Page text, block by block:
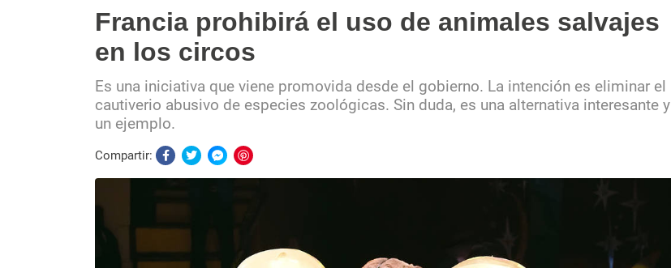
Francia prohibirá el uso de animales salvajes
en los circos
Es una iniciativa que viene promovida desde el gobierno. La intención es eliminar el
cautiverio abusivo de especies zoológicas. Sin duda, es una alternativa interesante y
un ejemplo.
Compartir: